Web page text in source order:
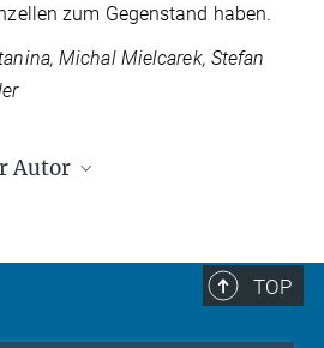
zum Gegenstand haben.
Michal Mielcarek, Stefan
Autor
TOP